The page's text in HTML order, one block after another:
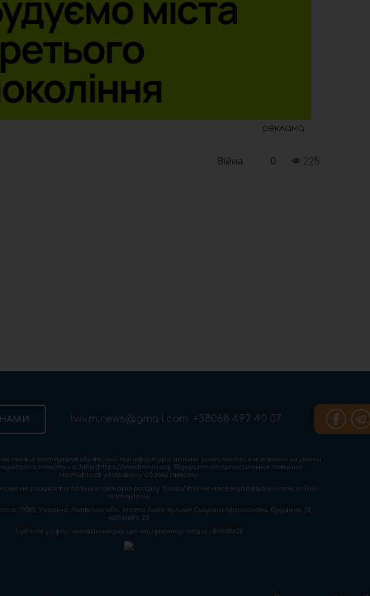
реклама
Війна 0 225
НАМИ lviv.m.news@gmail.com +38068 497 40 07
матеріалів «Львівської мануфактури новин» дозволяється виключно за умови
тексту – «LMN» (https://www.lmn.in.ua). Відкрите гіперпосилання повинне
міститися у першому абзаці тексту.
не розділяти позицію авторів розділу “Блоги” та не несе відповідальність за їхні
матеріали.
79005, Україна, Львівська обл., місто Львів, вулиця Скорика Мирослава, будинок, 31,
кабінет, 23
Cуб'єкт у сфері онлайн-медіа; ідентифікатор медіа - R40-03621